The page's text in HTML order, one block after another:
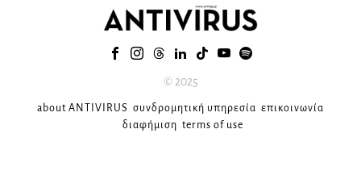
© 2025
about ANTIVIRUS συνδρομητική υπηρεσία επικοινωνία
διαφήμιση terms of use